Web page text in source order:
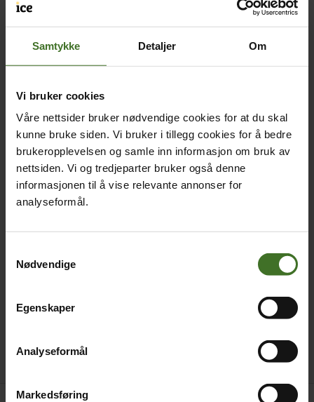
Samtykke Detaljer Om
Vi bruker cookies
Våre nettsider bruker nødvendige cookies for at du skal
kunne bruke siden. Vi bruker i tillegg cookies for å bedre
brukeropplevelsen og samle inn informasjon om bruk av
nettsiden. Vi og tredjeparter bruker også denne
informasjonen til å vise relevante annonser for
analyseformål.
Nødvendige
Egenskaper
Analyseformål
Markedsføring